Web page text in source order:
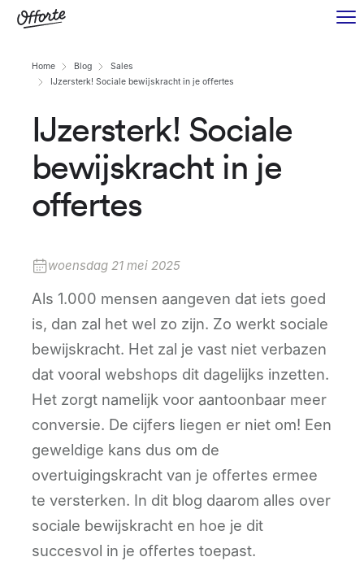
Home Blog
Sales
IJzersterk! Sociale bewijskracht in je offertes
IJzersterk! Sociale
bewijskracht in je
offertes
woensdag 21 mei 2025
Als 1.000 mensen aangeven dat iets goed
is, dan zal het wel zo zijn. Zo werkt sociale
bewijskracht. Het zal je vast niet verbazen
dat vooral webshops dit dagelijks inzetten.
Het zorgt namelijk voor aantoonbaar meer
conversie. De cijfers liegen er niet om! Een
geweldige kans dus om de
overtuigingskracht van je offertes ermee
te versterken. In dit blog daarom alles over
sociale bewijskracht en hoe je dit
succesvol in je offertes toepast.